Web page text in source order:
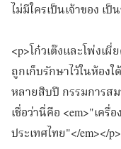
ไม่มีใครเป็นเจ้าของ เ
<p>โก๋วเต๊งและโพ่งเ
ถูกเก็บรักษาไว้ในห้อ
หลายสิบปี กรรมการสม
เชื่อว่านี่คือ <em>"เค
ประเทศไทย"</em></p>